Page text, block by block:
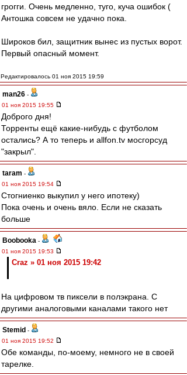
грогги. Очень медленно, туго, куча ошибок (
Антошка совсем не удачно пока.
Широков бил, защитник вынес из пустых ворот.
Первый опасный момент.
Редактировалось 01 ноя 2015 19:59
man26 -
01 ноя 2015 19:55
Доброго дня!
Торренты ещё какие-нибудь с футболом
остались? А то теперь и allfon.tv мосгорсуд
"закрыл".
taram -
01 ноя 2015 19:54
Стогниенко выкупил у него ипотеку)
Пока очень и очень вяло. Если не сказать
больше
Boobooka -
01 ноя 2015 19:53
Craz » 01 ноя 2015 19:42
На цифровом тв пиксели в полэкрана. С
другими аналоговыми каналами такого нет
Stemid -
01 ноя 2015 19:52
Обе команды, по-моему, немного не в своей
тарелке.